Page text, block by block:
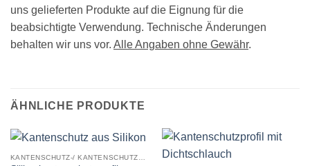
uns gelieferten Produkte auf die Eignung für die
beabsichtigte Verwendung. Technische Änderungen
behalten wir uns vor. Alle Angaben ohne Gewähr.
ÄHNLICHE PRODUKTE